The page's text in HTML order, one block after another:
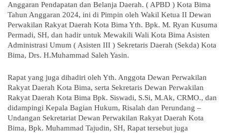
Anggaran Pendapatan dan Belanja Daerah. ( APBD ) Kota Bima
Tahun Anggaran 2024, ini di Pimpin oleh Wakil Ketua II Dewan
Perwakilan Rakyat Daerah Kota Bima Yth. Bpk. M. Ryan Kusuma
Permadi, SH, dan hadir untuk Mewakili Wali Kota Bima Asisten
Administrasi Umum ( Asisten III ) Sekretaris Daerah (Sekda) Kota
Bima, Drs. H.Muhammad Saleh Yasin.
Rapat yang juga dihadiri oleh Yth. Anggota Dewan Perwakilan
Rakyat Daerah Kota Bima, serta Sekretaris Dewan Perwakilan
Rakyat Daerah Kota Bima Bpk. Siswadi, S.Si, M.Ak, CRMO., dan
didampingi Kepala Bagian Hukum, Risalah dan Perundang –
Undangan Sekretariat Dewan Perwakilan Rakyat Daerah Kota
Bima, Bpk. Muhammad Tajudin, SH, Rapat tersebut juga